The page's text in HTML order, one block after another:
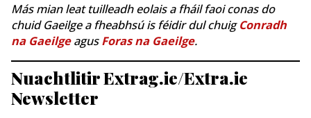
Más mian leat tuilleadh eolais a fháil faoi conas do
chuid Gaeilge a fheabhsú is féidir dul chuigConradh
na GaeilgeagusForas na Gaeilge.
Nuachtlitir Extrag.ie/Extra.ie
Newsletter